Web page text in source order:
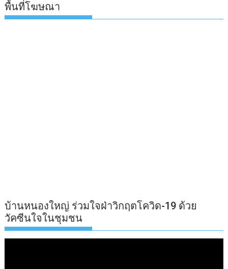
พื้นที่โฆษณา
บ้านหนองใหญ่ ร่วมใจฝ่าวิกฤตโควิด-19 ด้วย
วัคซีนใจในชุมชน